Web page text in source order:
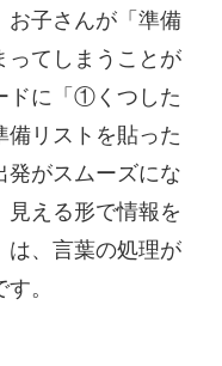
お子さんが「準備
ってしまうことが
ドに「①くつした
リストを貼った
発がスムーズにな
見える形で情報を
は、言葉の処理が
。